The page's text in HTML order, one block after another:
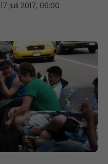
17 juli 2017, 06:00